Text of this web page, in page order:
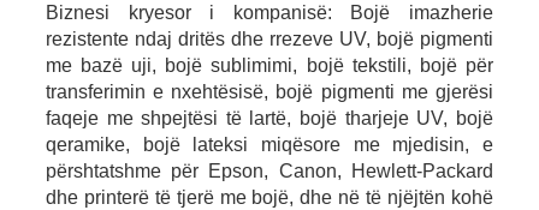
Biznesi kryesor i kompanisë: Bojë imazherie
rezistente ndaj dritës dhe rrezeve UV, bojë pigmenti
me bazë uji, bojë sublimimi, bojë tekstili, bojë për
transferimin e nxehtësisë, bojë pigmenti me gjerësi
faqeje me shpejtësi të lartë, bojë tharjeje UV, bojë
qeramike, bojë lateksi miqësore me mjedisin, e
përshtatshme për Epson, Canon, Hewlett-Packard
dhe printerë të tjerë me bojë, dhe në të njëjtën kohë